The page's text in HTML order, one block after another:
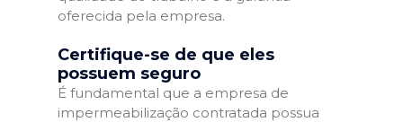
oferecida pela empresa.
Certifique-se de que eles
possuem seguro
É fundamental que a empresa de
impermeabilização contratada possua